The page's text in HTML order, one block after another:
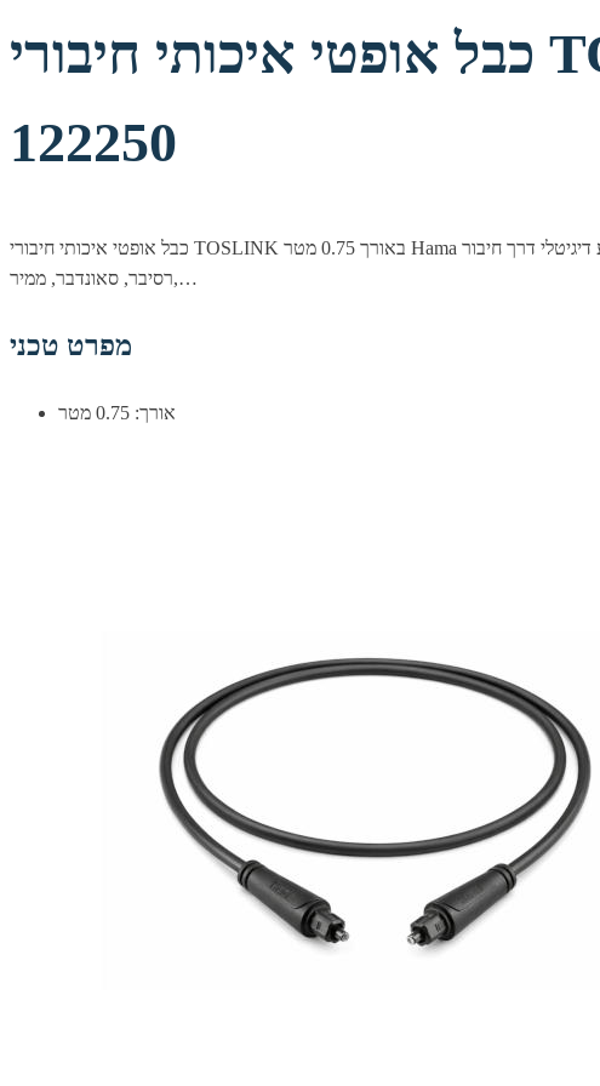
כבל אופטי איכותי חיבורי TOSLINK באורך 0.75 מטר - hama דגם
122250
כבל אופטי איכותי חיבורי TOSLINK באורך 0.75 מטר Hama דגם 122250 תיאור קצר כבל אודיו אופטי להעברת שמע דיגיטלי דרך חיבור TOSLINK בשני הצדדים, באורך 0.75 מטר. מתאים לחיבור מהיר ונקי בין טלוויזיה,
רסיבר, סאונדבר, ממיר,…
מפרט טכני
אורך: 0.75 מטר